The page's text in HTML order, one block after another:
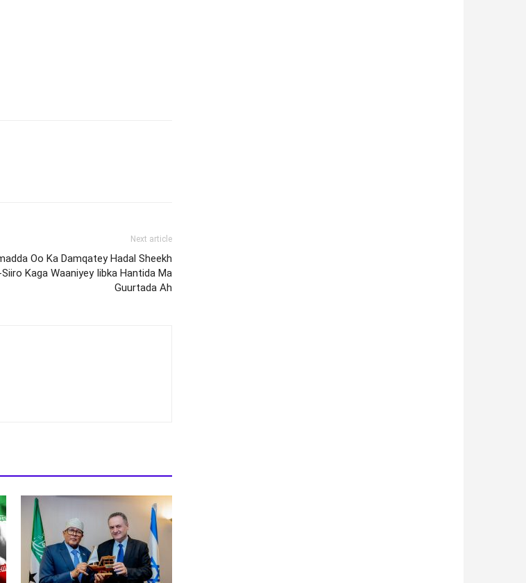
Next article
Oo Ka Damqatey Hadal Sheekh
Kaga Waaniyey Iibka Hantida Ma
Guurtada Ah